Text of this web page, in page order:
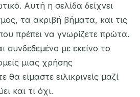
Αυτή η σελίδα δείχνει
τα ακριβή βήματα, και τις
που πρέπει να γνωρίζετε πρώτα.
συνδεδεμένο με εκείνο το
μιας χρήσης
είμαστε ειλικρινείς μαζί
και τι όχι.